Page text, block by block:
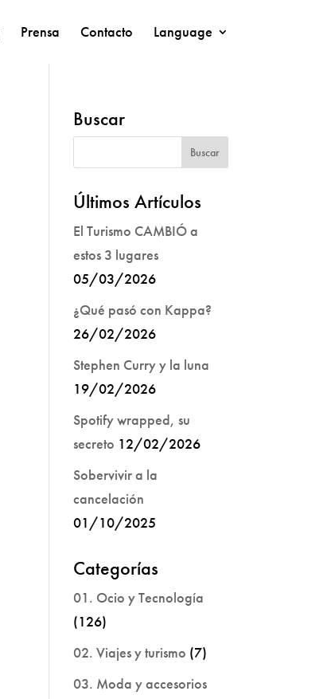
Prensa Contacto Language
Buscar
Últimos Artículos
El Turismo CAMBIÓ a
estos 3 lugares
05/03/2026
¿Qué pasó con Kappa?
26/02/2026
Stephen Curry y la luna
19/02/2026
Spotify wrapped, su
secreto 12/02/2026
Sobervivir a la
cancelación
01/10/2025
Categorías
01. Ocio y Tecnología
(126)
02. Viajes y turismo (7)
03. Moda y accesorios